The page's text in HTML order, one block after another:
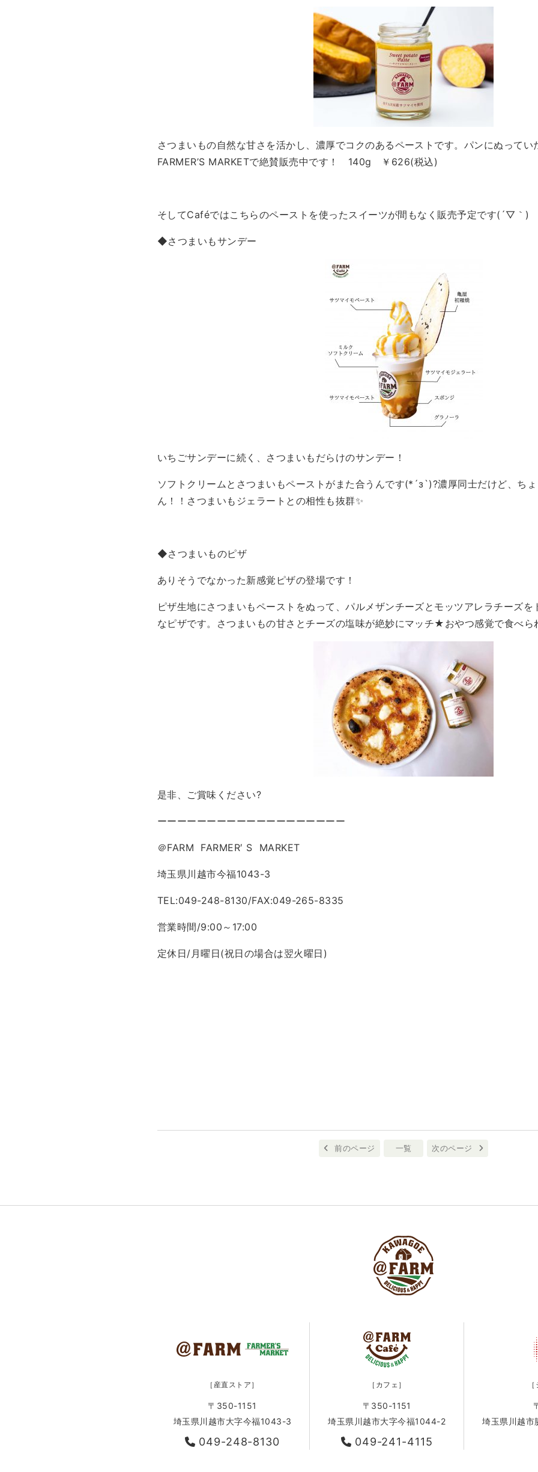
さつまいもの自然な甘さを活かし、濃厚でコクのあるペーストです。パンにぬって
FARMER’S MARKETで絶賛販売中です！ 140g ￥626(税込)
そしてCaféではこちらのペーストを使ったスイーツが間もなく販売予定です(´▽｀)
◆さつまいもサンデー
いちごサンデーに続く、さつまいもだらけのサンデー！
ソフトクリームとさつまいもペーストがまた合うんです(*´з`)?濃厚同士だけど、ち
ん！！さつまいもジェラートとの相性も抜群✨
◆さつまいものピザ
ありそうでなかった新感覚ピザの登場です！
ピザ生地にさつまいもペーストをぬって、パルメザンチーズとモッツアレラチーズ
なピザです。さつまいもの甘さとチーズの塩味が絶妙にマッチ★おやつ感覚で食べ
是非、ご賞味ください?
ーーーーーーーーーーーーーーーーーーー
＠FARM FARMER′ S MARKET
埼玉県川越市今福1043-3
TEL:049-248-8130/FAX:049-265-8335
営業時間/9:00～17:00
定休日/月曜日(祝日の場合は翌火曜日)
前のページ 一覧 次のページ
［産直ストア］
〒350-1151
埼玉県川越市大字今福1043-3
049-248-8130
［カフェ］
〒350-1151
埼玉県川越市大字今福1044-2
049-241-4115
埼玉県川越市